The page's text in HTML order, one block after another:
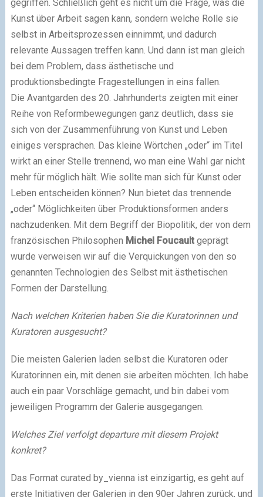
gegriffen. Schließlich geht es nicht um die Frage, was die
Kunst über Arbeit sagen kann, sondern welche Rolle sie
selbst in Arbeitsprozessen einnimmt, und dadurch
relevante Aussagen treffen kann. Und dann ist man gleich
bei dem Problem, dass ästhetische und
produktionsbedingte Fragestellungen in eins fallen.
Die Avantgarden des 20. Jahrhunderts zeigten mit einer
Reihe von Reformbewegungen ganz deutlich, dass sie
sich von der Zusammenführung von Kunst und Leben
einiges versprachen. Das kleine Wörtchen „oder“ im Titel
wirkt an einer Stelle trennend, wo man eine Wahl gar nicht
mehr für möglich hält. Wie sollte man sich für Kunst oder
Leben entscheiden können? Nun bietet das trennende
„oder“ Möglichkeiten über Produktionsformen anders
nachzudenken. Mit dem Begriff der Biopolitik, der von dem
französischen Philosophen Michel Foucaultgeprägt
wurde verweisen wir auf die Verquickungen von den so
genannten Technologien des Selbst mit ästhetischen
Formen der Darstellung.
Nach welchen Kriterien haben Sie die Kuratorinnen und
Kuratoren ausgesucht?
Die meisten Galerien laden selbst die Kuratoren oder
Kuratorinnen ein, mit denen sie arbeiten möchten. Ich habe
auch ein paar Vorschläge gemacht, und bin dabei vom
jeweiligen Programm der Galerie ausgegangen.
Welches Ziel verfolgt departure mit diesem Projekt
konkret?
Das Format curated by_vienna ist einzigartig, es geht auf
erste Initiativen der Galerien in den 90er Jahren zurück, und